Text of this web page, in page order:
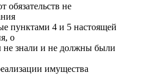
обязательств не
пунктами 4 и 5 настоящей
о
не знали и не должны были
имущества